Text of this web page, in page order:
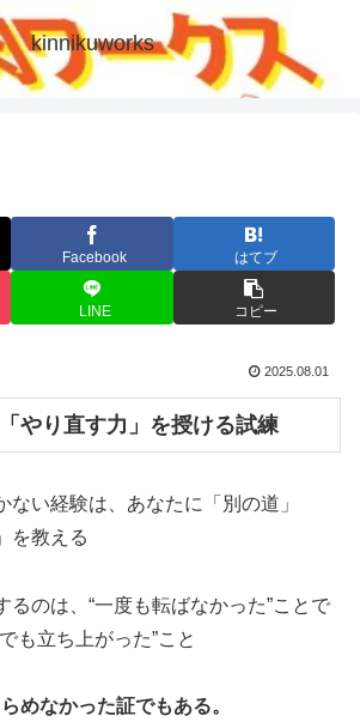
kinnikuworks
Facebook はてブ
LINE コピー
2025.08.01
やり直す力」を授ける試練
ない経験は、あなたに「別の道」
を教える
るのは、“一度も転ばなかった”ことで
も立ち上がった”こと
めなかった証でもある。